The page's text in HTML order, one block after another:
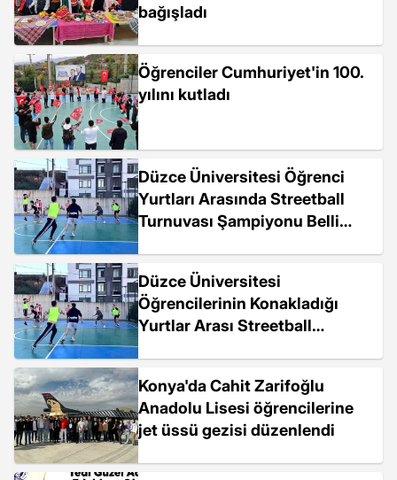
bağışladı
Öğrenciler Cumhuriyet'in 100.
yılını kutladı
Düzce Üniversitesi Öğrenci
Yurtları Arasında Streetball
Turnuvası Şampiyonu Belli
Düzce Üniversitesi
Öğrencilerinin Konakladığı
Yurtlar Arası Streetball
Konya'da Cahit Zarifoğlu
Anadolu Lisesi öğrencilerine
jet üssü gezisi düzenlendi